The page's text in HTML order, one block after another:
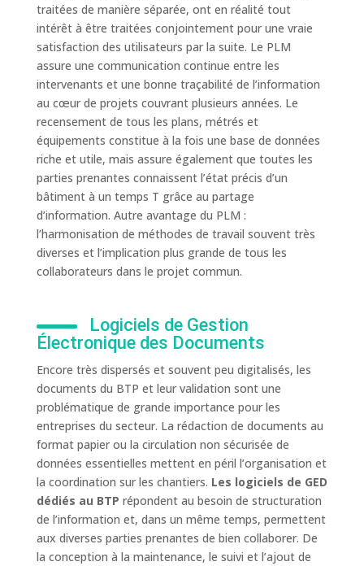
traitées de manière séparée, ont en réalité tout
intérêt à être traitées conjointement pour une vraie
satisfaction des utilisateurs par la suite. Le PLM
assure une communication continue entre les
intervenants et une bonne traçabilité de l’information
au cœur de projets couvrant plusieurs années. Le
recensement de tous les plans, métrés et
équipements constitue à la fois une base de données
riche et utile, mais assure également que toutes les
parties prenantes connaissent l’état précis d’un
bâtiment à un temps T grâce au partage
d’information. Autre avantage du PLM :
l’harmonisation de méthodes de travail souvent très
diverses et l’implication plus grande de tous les
collaborateurs dans le projet commun.
Logiciels de Gestion
Électronique des Documents
Encore très dispersés et souvent peu digitalisés, les
documents du BTP et leur validation sont une
problématique de grande importance pour les
entreprises du secteur. La rédaction de documents au
format papier ou la circulation non sécurisée de
données essentielles mettent en péril l’organisation et
la coordination sur les chantiers. Les logiciels de GED
dédiés au BTP répondent au besoin de structuration
de l’information et, dans un même temps, permettent
aux diverses parties prenantes de bien collaborer. De
la conception à la maintenance, le suivi et l’ajout de